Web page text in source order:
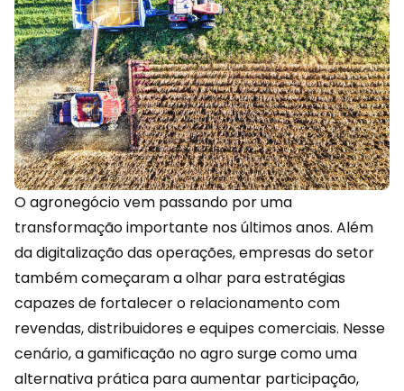
O agronegócio vem passando por uma
transformação importante nos últimos anos. Além
da digitalização das operações, empresas do setor
também começaram a olhar para estratégias
capazes de fortalecer o relacionamento com
revendas, distribuidores e equipes comerciais. Nesse
cenário, agamificação no agro surge como uma
alternativa prática para aumentar participação,